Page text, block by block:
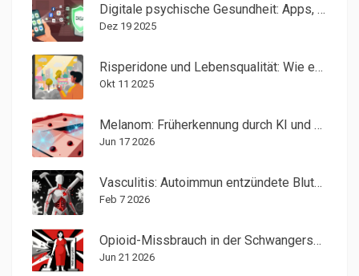
Digitale psychische Gesundheit: Apps, Teletherapie und Datenschutz
Dez 19 2025
Risperidone und Lebensqualität: Wie es die psychische Gesundheit und das Wohlbefinden verbessert
Okt 11 2025
Melanom: Früherkennung durch KI und moderne Immuntherapie im Jahr 2026
Jun 17 2026
Vasculitis: Autoimmun entzündete Blutgefäße - Ursachen, Symptome und Behandlung
Feb 7 2026
Opioid-Missbrauch in der Schwangerschaft: Risiken, Entzug und Monitoring
Jun 21 2026